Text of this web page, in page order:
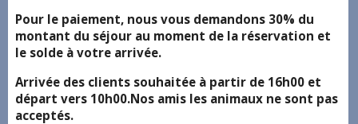
Pour le paiement, nous vous demandons 30% du
montant du séjour au moment de la réservation et
le solde à votre arrivée.
Arrivée des clients souhaitée à partir de 16h00 et
départ vers 10h00.Nos amis les animaux ne sont pas
acceptés.